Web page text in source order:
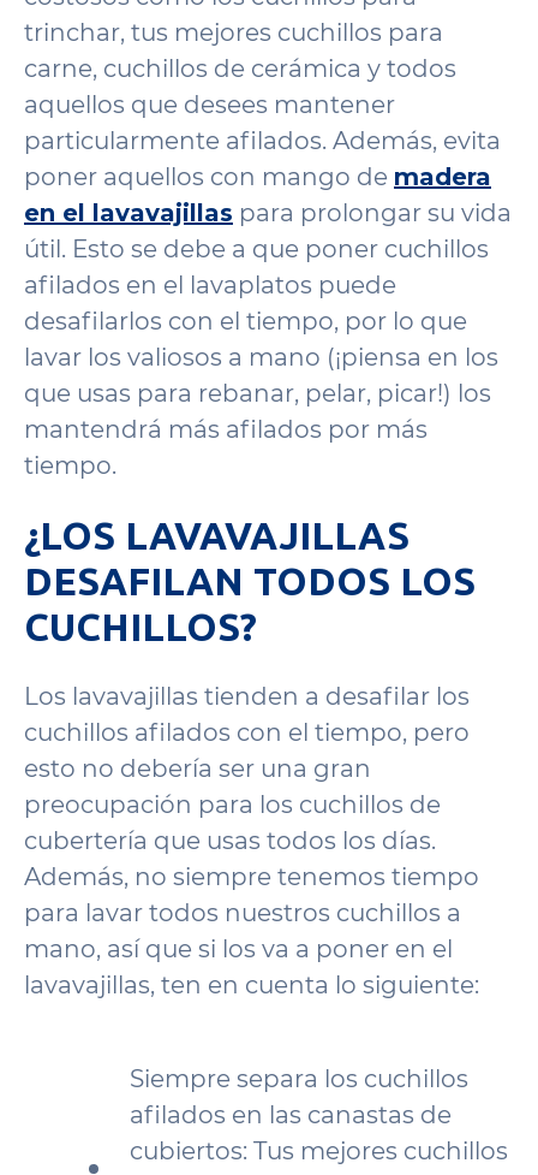
trinchar, tus mejores cuchillos para
carne, cuchillos de cerámica y todos
aquellos que desees mantener
particularmente afilados. Además, evita
poner aquellos con mango de madera
en el lavavajillas para prolongar su vida
útil. Esto se debe a que poner cuchillos
afilados en el lavaplatos puede
desafilarlos con el tiempo, por lo que
lavar los valiosos a mano (¡piensa en los
que usas para rebanar, pelar, picar!) los
mantendrá más afilados por más
tiempo.
¿LOS LAVAVAJILLAS
DESAFILAN TODOS LOS
CUCHILLOS?
Los lavavajillas tienden a desafilar los
cuchillos afilados con el tiempo, pero
esto no debería ser una gran
preocupación para los cuchillos de
cubertería que usas todos los días.
Además, no siempre tenemos tiempo
para lavar todos nuestros cuchillos a
mano, así que si los va a poner en el
lavavajillas, ten en cuenta lo siguiente:
Siempre separa los cuchillos
afilados en las canastas de
cubiertos: Tus mejores cuchillos